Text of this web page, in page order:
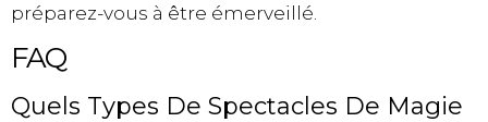
préparez-vous à être émerveillé.
FAQ
Quels Types De Spectacles De Magie